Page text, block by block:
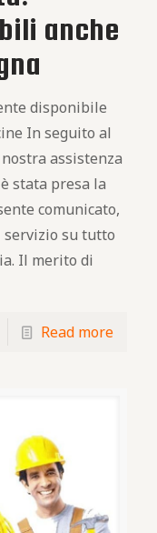
anche
disponibile
In seguito al
assistenza
stata presa la
comunicato,
su tutto
Il merito di
Read more